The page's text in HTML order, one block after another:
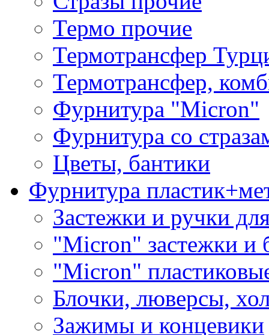
Термо прочие
Термотрансфер
Термотрансфер,
Фурнитура "Micron"
Фурнитура со
Цветы, бантики
Фурнитура
Застежки и ручки
"Micron" застежки и
"Micron"
Блочки, люверсы,
Зажимы и концевики